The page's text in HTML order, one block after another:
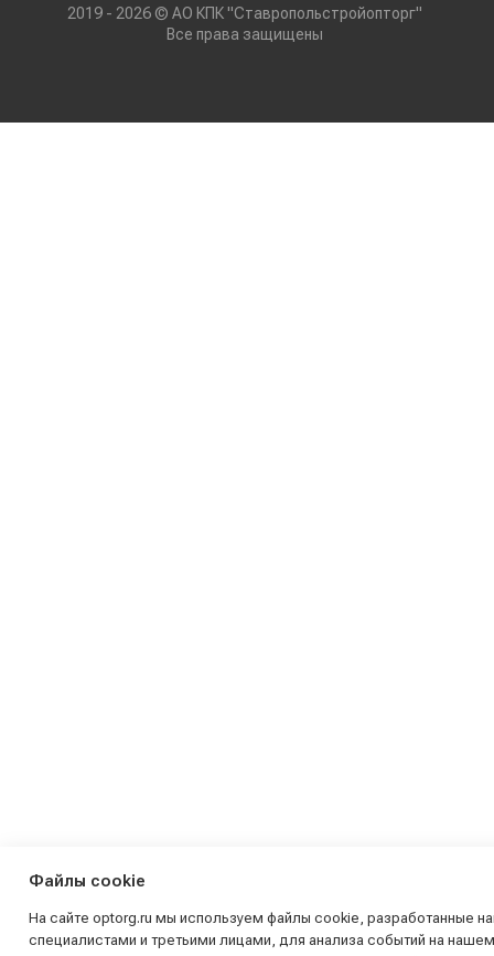
2019 - 2026 © АО КПК "Ставропольстройопторг"
Все права защищены
Файлы cookie
На сайте optorg.ru мы используем файлы cookie, разработанные
специалистами и третьими лицами, для анализа событий на